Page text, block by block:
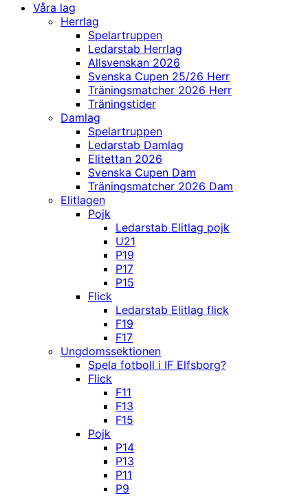
Våra lag
Herrlag
Spelartruppen
Ledarstab Herrlag
Allsvenskan 2026
Svenska Cupen 25/26 Herr
Träningsmatcher 2026 Herr
Träningstider
Damlag
Spelartruppen
Ledarstab Damlag
Elitettan 2026
Svenska Cupen Dam
Träningsmatcher 2026 Dam
Elitlagen
Pojk
Ledarstab Elitlag pojk
U21
P19
P17
P15
Flick
Ledarstab Elitlag flick
F19
F17
Ungdomssektionen
Spela fotboll i IF Elfsborg?
Flick
F11
F13
F15
Pojk
P14
P13
P11
P9